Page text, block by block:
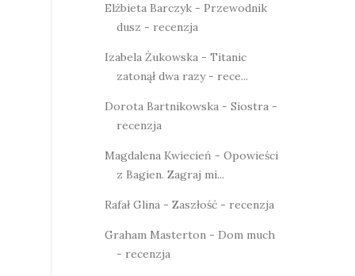
Elżbieta Barczyk - Przewodnik
dusz - recenzja
Izabela Żukowska - Titanic
zatonął dwa razy - rece...
Dorota Bartnikowska - Siostra -
recenzja
Magdalena Kwiecień - Opowieści
z Bagien. Zagraj mi...
Rafał Glina - Zaszłość - recenzja
Graham Masterton - Dom much
- recenzja